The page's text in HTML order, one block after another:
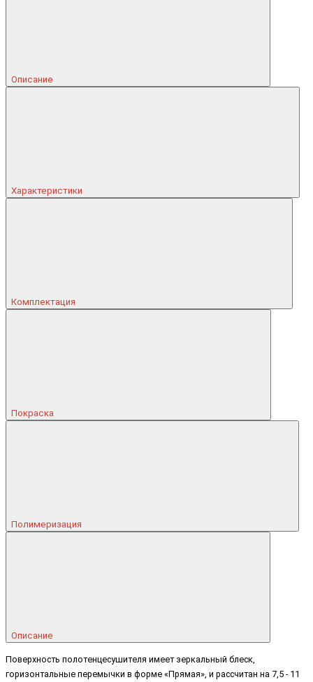
Описание
Характеристики
Комплектация
Покраска
Полимеризация
Описание
Поверхность полотенцесушителя имеет зеркальный блеск,
горизонтальные перемычки в форме «Прямая», и рассчитан на 7,5 - 11